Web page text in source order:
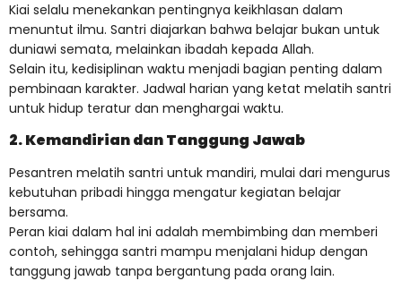
Kiai selalu menekankan pentingnya keikhlasan dalam
menuntut ilmu. Santri diajarkan bahwa belajar bukan untuk
duniawi semata, melainkan ibadah kepada Allah.
Selain itu, kedisiplinan waktu menjadi bagian penting dalam
pembinaan karakter. Jadwal harian yang ketat melatih santri
untuk hidup teratur dan menghargai waktu.
2. Kemandirian dan Tanggung Jawab
Pesantren melatih santri untuk mandiri, mulai dari mengurus
kebutuhan pribadi hingga mengatur kegiatan belajar
bersama.
Peran kiai dalam hal ini adalah membimbing dan memberi
contoh, sehingga santri mampu menjalani hidup dengan
tanggung jawab tanpa bergantung pada orang lain.